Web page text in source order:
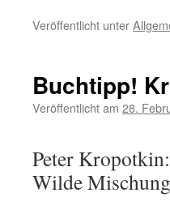
Veröffentlicht unter
Buchtipp!
Veröffentlicht am 28.
Peter
Wilde